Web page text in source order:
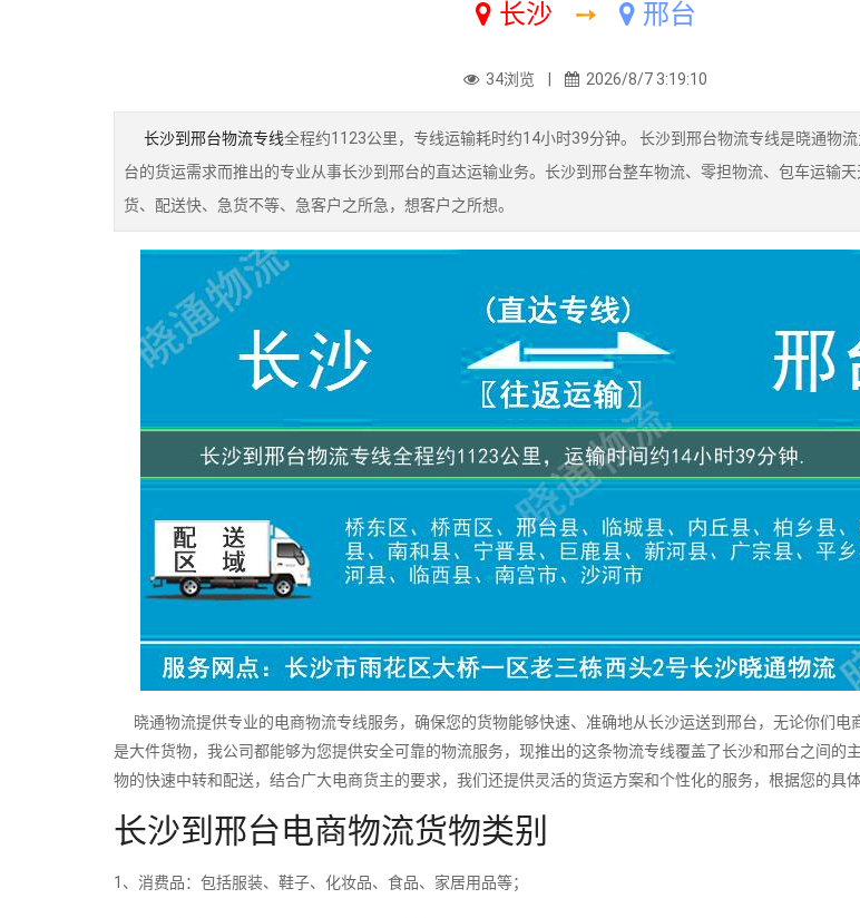
长沙 ➙ 邢台
34浏览 | 2026/8/7 3:19:10
长沙到邢台物流专线全程约1123公里，专线运输耗时约14小时39分钟。 长沙到邢台物流专线是晓通物
台的货运需求而推出的专业从事长沙到邢台的直达运输业务。长沙到邢台整车物流、零担物流、包车运输
货、配送快、急货不等、急客户之所急，想客户之所想。
晓通物流提供专业的电商物流专线服务，确保您的货物能够快速、准确地从长沙运送到邢台，无论你们电
是大件货物，我公司都能够为您提供安全可靠的物流服务，现推出的这条物流专线覆盖了长沙和邢台之间的
物的快速中转和配送，结合广大电商货主的要求，我们还提供灵活的货运方案和个性化的服务，根据您的具
长沙到邢台电商物流货物类别
1、消费品：包括服装、鞋子、化妆品、食品、家居用品等；